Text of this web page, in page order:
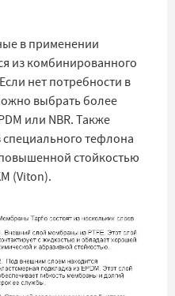
в применении
из комбинированного
нет потребности в
выбрать более
или NBR. Также
тефлона
стойкостью
(Viton).